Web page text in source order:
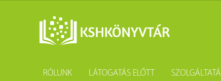
RÓLUNK LÁTOGATÁS ELŐTT